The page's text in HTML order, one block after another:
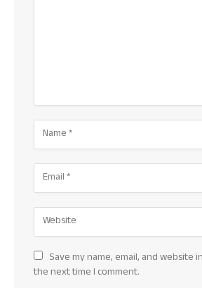
Save my name, email, and website
the next time I comment.